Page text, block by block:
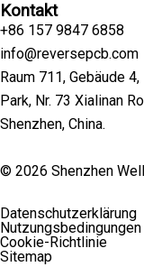
Kontakt
+86 157 9847 6858
info@reversepcb.com
Raum 711, Gebäude
Park, Nr. 73 Xialinan
Shenzhen, China.
© 2026 Shenzhen
Datenschutzerklärung
Nutzungsbedingungen
Cookie-Richtlinie
Sitemap